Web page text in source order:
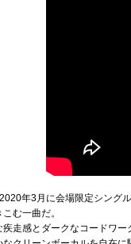
年3月に会場限定シング
む一曲だ。
走感とダークなコードワ